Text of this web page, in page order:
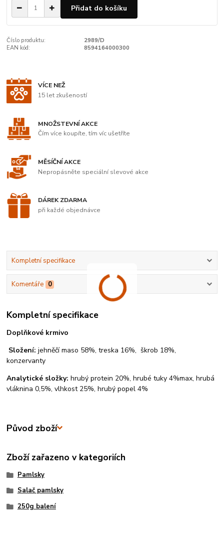
Přidat do košíku
Číslo produktu:
2989/D
EAN kód:
8594164000300
VÍCE NEŽ
15 let zkušeností
MNOŽSTEVNÍ AKCE
Čím více koupíte, tím víc ušetříte
MĚSÍČNÍ AKCE
Nepropásněte speciální slevové akce
DÁREK ZDARMA
při každé objednávce
Kompletní specifikace
Komentáře 0
Kompletní specifikace
Doplňkové krmivo
Složení: jehněčí maso 58%, treska 16%, škrob 18%,
konzervanty
Analytické složky:hrubý protein 20%, hrubé tuky 4%max, hrubá
vláknina 0,5%, vlhkost 25%, hrubý popel 4%
Původ zboží
Zboží zařazeno v kategoriích
Pamlsky
Salač pamlsky
250g balení